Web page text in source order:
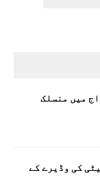
میں منسلک
کی وڈیرے کے